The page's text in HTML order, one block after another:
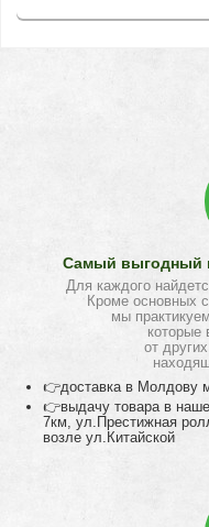
Самый выгодный
Для каждого
Кроме основных
мы
которые
от
👉доставка в Молдову
👉выдачу товара в
7км, ул.Престижная
возле ул.Китайской